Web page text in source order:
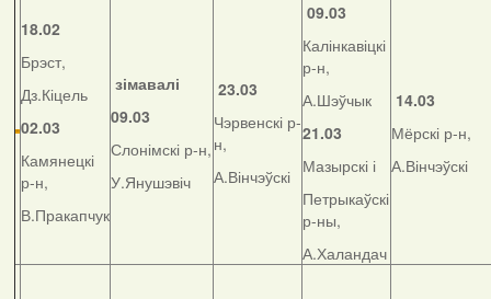
18.02
Брэст,
Дз.Кіцель
02.03
Камянецкі
р-н,
В.Пракапчук
зімавалі
09.03
Слонімскі р-н,
У.Янушэвіч
23.03
Чэрвенскі р-
н,
А.Вінчэўскі
09.03
Калінкавіцкі
р-н,
А.Шэўчык
21.03
Мазырскі і
Петрыкаўскі
р-ны,
А.Халандач
14.03
Мёрскі р-н,
А.Вінчэўскі